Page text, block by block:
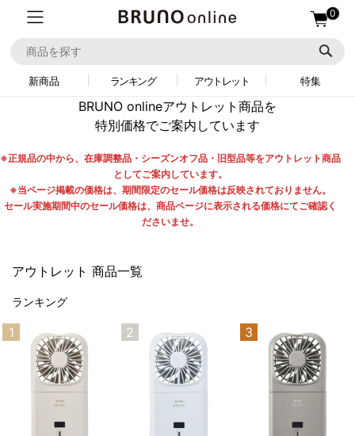
0
新商品 ランキング アウトレット 特集
BRUNO onlineアウトレット商品を
特別価格でご案内しています
※正規品の中から、在庫調整品・シーズンオフ品・旧型品等をアウトレット商品
としてご案内しています。
※当ページ掲載の価格は、期間限定のセール価格は反映されておりません。
セール実施期間中のセール価格は、商品ページに表示される価格にてご確認く
ださいませ。
アウトレット 商品一覧
ランキング
1 2 3